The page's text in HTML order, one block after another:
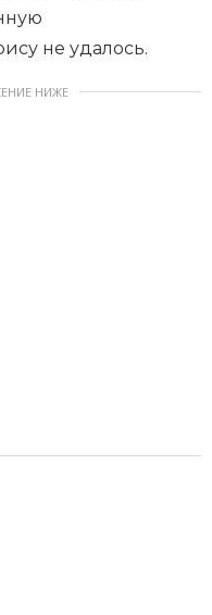
не удалось.
НИЖЕ